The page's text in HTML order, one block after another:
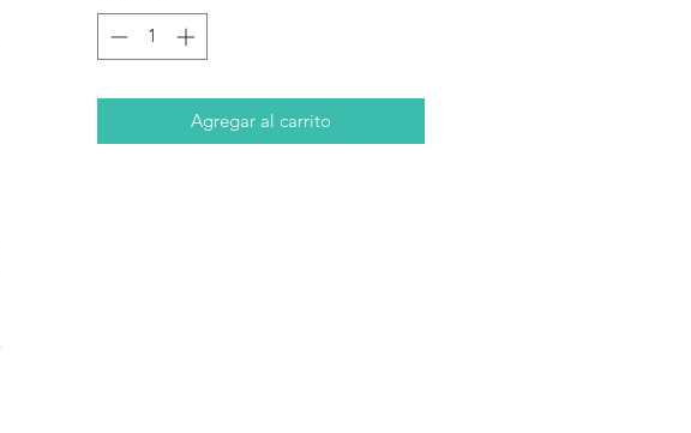
Agregar al carrito